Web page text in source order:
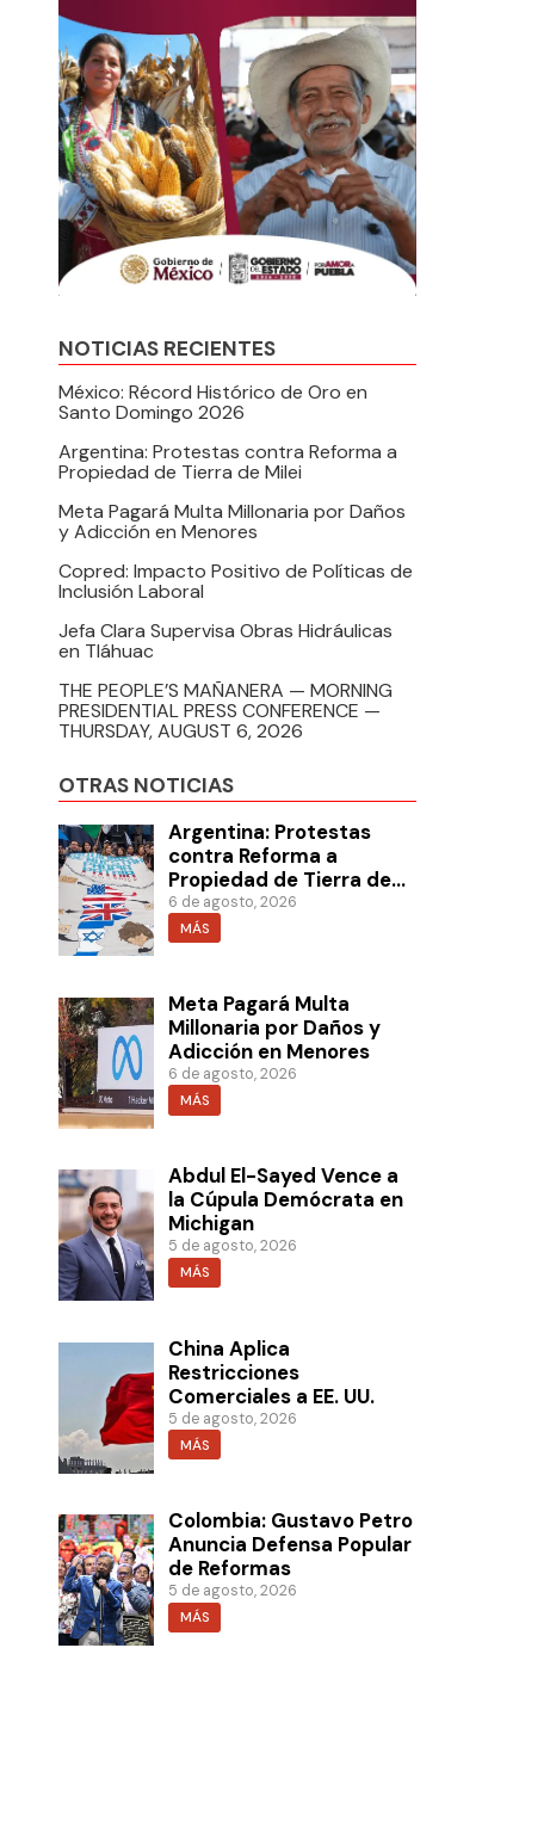
NOTICIAS RECIENTES
México: Récord Histórico de Oro en
Santo Domingo 2026
Argentina: Protestas contra Reforma a
Propiedad de Tierra de Milei
Meta Pagará Multa Millonaria por Daños
y Adicción en Menores
Copred: Impacto Positivo de Políticas de
Inclusión Laboral
Jefa Clara Supervisa Obras Hidráulicas
en Tláhuac
THE PEOPLE’S MAÑANERA — MORNING
PRESIDENTIAL PRESS CONFERENCE —
THURSDAY, AUGUST 6, 2026
OTRAS NOTICIAS
Argentina: Protestas
contra Reforma a
Propiedad de Tierra de
Milei
6 de agosto, 2026
MÁS
Meta Pagará Multa
Millonaria por Daños y
Adicción en Menores
6 de agosto, 2026
MÁS
Abdul El-Sayed Vence a
la Cúpula Demócrata en
Michigan
5 de agosto, 2026
MÁS
China Aplica
Restricciones
Comerciales a EE. UU.
5 de agosto, 2026
MÁS
Colombia: Gustavo Petro
Anuncia Defensa Popular
de Reformas
5 de agosto, 2026
MÁS